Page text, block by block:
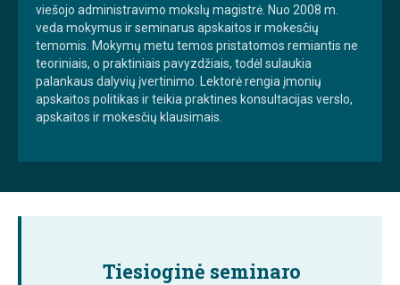
viešojo administravimo mokslų magistrė. Nuo 2008 m.
veda mokymus ir seminarus apskaitos ir mokesčių
temomis. Mokymų metu temos pristatomos remiantis ne
teoriniais, o praktiniais pavyzdžiais, todėl sulaukia
palankaus dalyvių įvertinimo. Lektorė rengia įmonių
apskaitos politikas ir teikia praktines konsultacijas verslo,
apskaitos ir mokesčių klausimais.
Tiesioginė seminaro